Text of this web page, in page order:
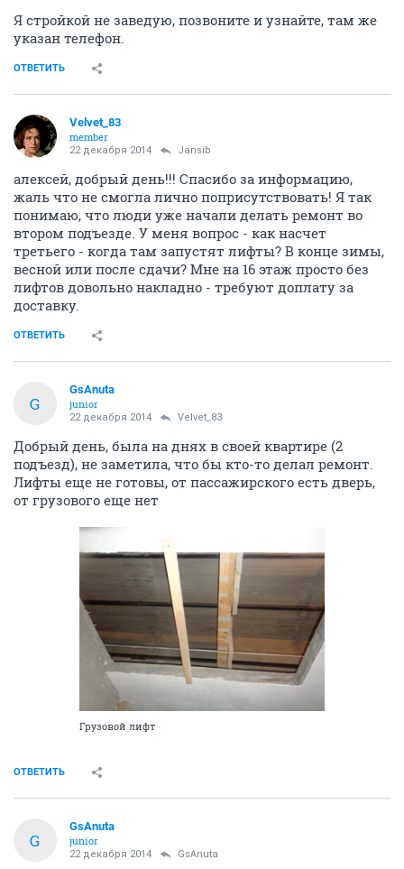
Я стройкой не заведую, позвоните и узнайте, там же
указан телефон.
ОТВЕТИТЬ
Velvet_83
member
22 декабря 2014 Jansib
алексей, добрый день!!! Спасибо за информацию,
жаль что не смогла лично поприсутствовать! Я так
понимаю, что люди уже начали делать ремонт во
втором подъезде. У меня вопрос - как насчет
третьего - когда там запустят лифты? В конце зимы,
весной или после сдачи? Мне на 16 этаж просто без
лифтов довольно накладно - требуют доплату за
доставку.
ОТВЕТИТЬ
G
GsAnuta
junior
22 декабря 2014 Velvet_83
Добрый день, была на днях в своей квартире (2
подъезд), не заметила, что бы кто-то делал ремонт.
Лифты еще не готовы, от пассажирского есть дверь,
от грузового еще нет
Грузовой лифт
ОТВЕТИТЬ
G
GsAnuta
junior
22 декабря 2014 GsAnuta